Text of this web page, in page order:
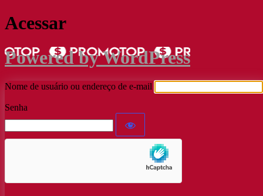
Acessar
Powered by WordPress
Nome de usuário ou endereço de e-mail
Senha